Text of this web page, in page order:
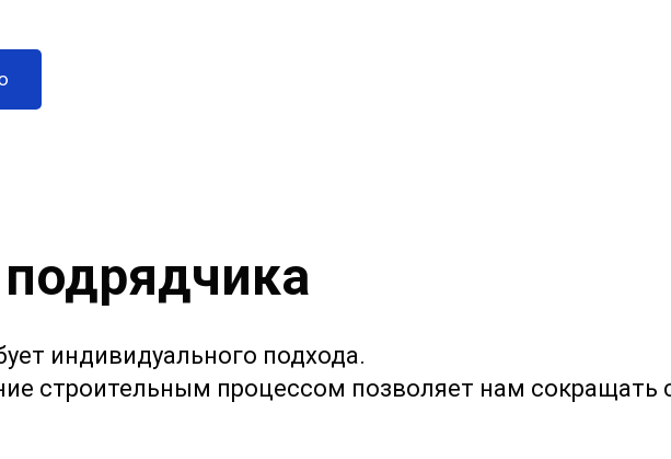
индивидуального подхода.
строительным процессом позволяет нам сокращать